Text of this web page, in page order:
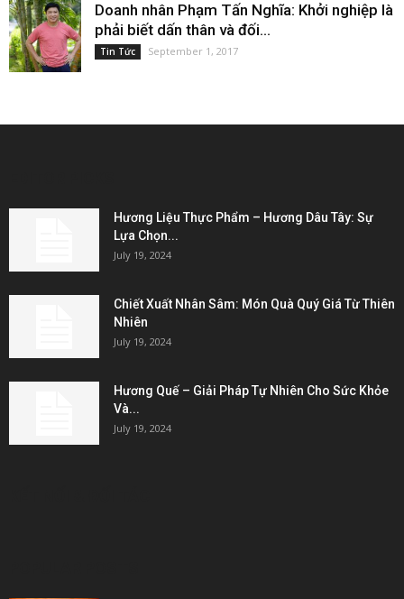
Doanh nhân Phạm Tấn Nghĩa: Khởi nghiệp là
phải biết dấn thân và đối...
Tin Tức September 1, 2017
Hương Liệu Thực Phẩm – Hương Dâu Tây: Sự
Lựa Chọn...
July 19, 2024
Chiết Xuất Nhân Sâm: Món Quà Quý Giá Từ Thiên
Nhiên
July 19, 2024
Hương Quế – Giải Pháp Tự Nhiên Cho Sức Khỏe
Và...
July 19, 2024